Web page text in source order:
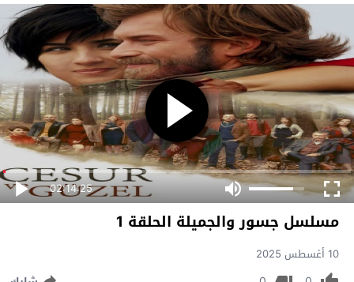
02:14:25
مسلسل جسور والجميلة الحلقة 1
10 أغسطس 2025